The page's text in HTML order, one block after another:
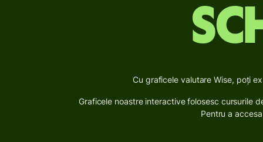
Cu graficele valutare Wise, poți
Graficele noastre interactive folosesc cursurile
Pentru a